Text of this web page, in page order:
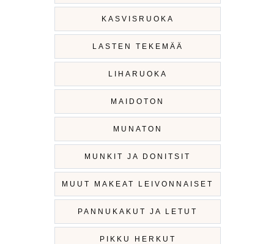
KASVISRUOKA
LASTEN TEKEMÄÄ
LIHARUOKA
MAIDOTON
MUNATON
MUNKIT JA DONITSIT
MUUT MAKEAT LEIVONNAISET
PANNUKAKUT JA LETUT
PIKKU HERKUT